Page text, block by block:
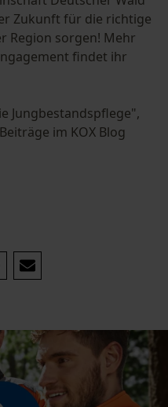
Zukunft für die richtige
Region sorgen! Mehr
findet ihr
Jungbestandspflege",
im KOX Blog
von Cookies
Auswahl zur